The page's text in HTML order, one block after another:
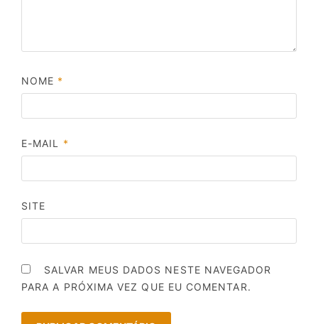
NOME *
E-MAIL *
SITE
SALVAR MEUS DADOS NESTE NAVEGADOR
PARA A PRÓXIMA VEZ QUE EU COMENTAR.